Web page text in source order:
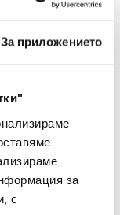
За приложението
за
с